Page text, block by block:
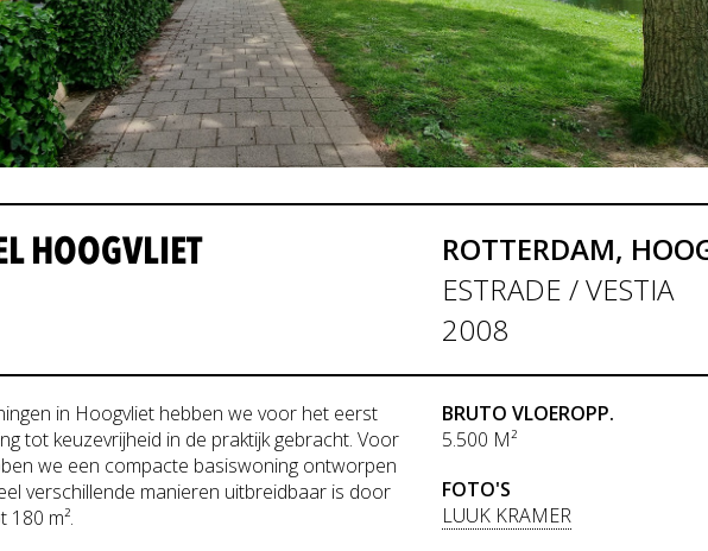
HOOGVLIET
ROTTERDAM,
ESTRADE / VESTIA
2008
in Hoogvliet hebben we voor het eerst
tot keuzevrijheid in de praktijk gebracht. Voor
we een compacte basiswoning ontworpen
verschillende manieren uitbreidbaar is door
m².
BRUTO VLOEROPP.
5.500 M²
FOTO'S
LUUK KRAMER